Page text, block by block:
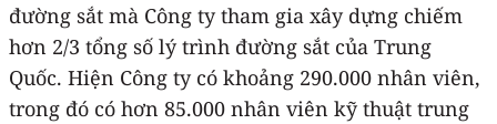
đường sắt mà Công ty tham gia xây dựng chiếm
hơn 2/3 tổng số lý trình đường sắt của Trung
Quốc. Hiện Công ty có khoảng 290.000 nhân viên,
trong đó có hơn 85.000 nhân viên kỹ thuật trung